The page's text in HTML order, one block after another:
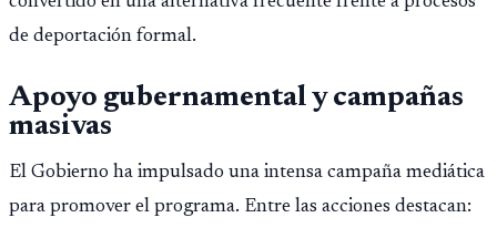
de deportación formal.
Apoyo gubernamental y campañas
masivas
El Gobierno ha impulsado una intensa campaña mediática
para promover el programa. Entre las acciones destacan: